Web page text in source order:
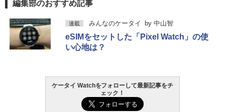
編集部のおすすめ記事
連載 みんなのケータイ by 中山智
eSIMをセットした「Pixel Watch」の使
い心地は？
ケータイ Watchをフォローして最新記事をチ
ェック！